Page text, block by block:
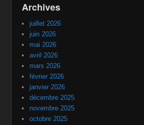
Archives
juillet 2026
juin 2026
mai 2026
avril 2026
mars 2026
février 2026
janvier 2026
décembre 2025
novembre 2025
octobre 2025